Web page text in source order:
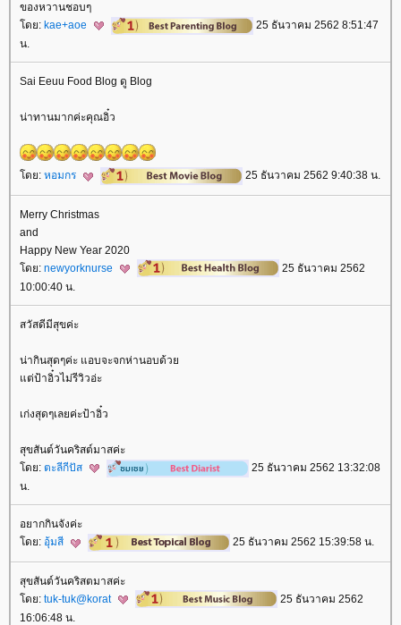
ของหวานชอบๆ
ดย: kae+aoe
25 ธันวาคม 2562 8:51:47
น.
Sai Eeuu Food Blog ดู Blog
น่าทานมากค่ะคุณอิ๋ว
ดย: หอมกร 25 ธันวาคม 2562 9:40:38 น.
Merry Christmas
and
Happy New Year 2020
ดย: newyorknurse
25 ธันวาคม 2562
10:00:40 น.
สวัสดีมีสุขค่ะ
น่ากินสุดๆค่ะ แอบจะจกห่านอบด้ว
ต่ป้าอิ๋วไม่รีวิวอ่ะ
เก่งสุดๆเลยค่ะป้าอิ๋ว
สุขสันต์วันคริสต์มาสค่ะ
ดย: ตะลีกีปัส
25 ธันวาคม 2562 13:32:08
น.
อยากกินจังค่ะ
ดย: อุ้มสี 25 ธันวาคม 2562 15:39:58 น.
สุขสันต์วันคริสตมาสค่ะ
ดย: tuk-tuk@korat
25 ธันวาคม 2562
16:06:48 น.